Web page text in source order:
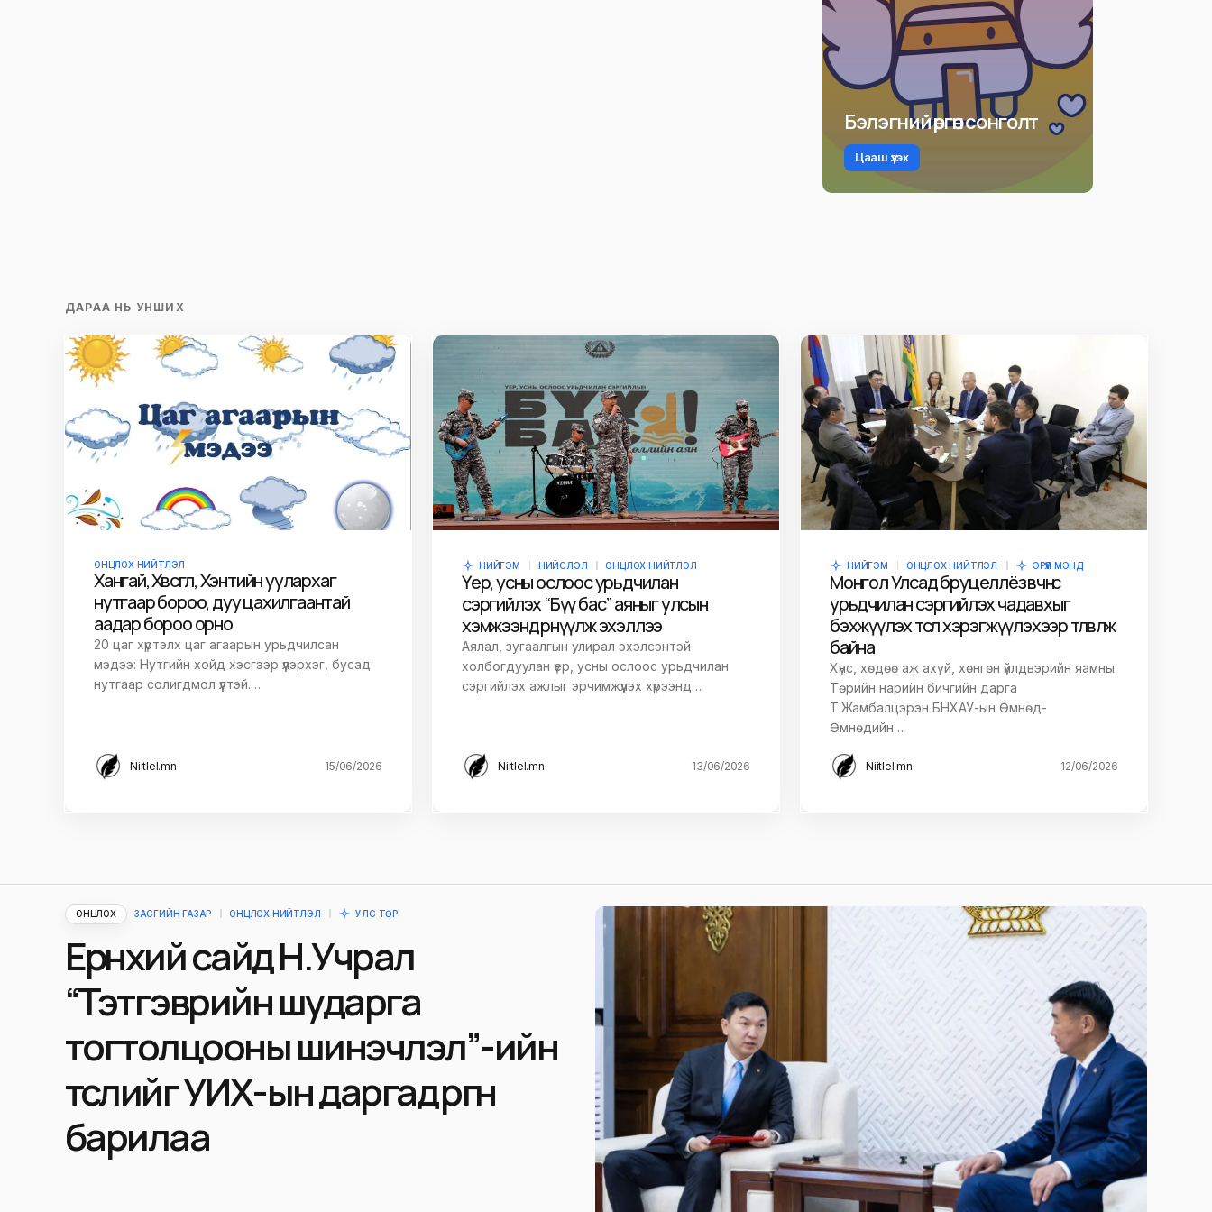
Бэлэгний өргөн сонголт
Цааш үзэх
ДАРАА НЬ УНШИХ
ОНЦЛОХ НИЙТЛЭЛ
Хангай, Хөвсгөл, Хэнтийн уулархаг
нутгаар бороо, дуу цахилгаантай
аадар бороо орно
20 цаг хүртэлх цаг агаарын урьдчилсан
мэдээ: Нутгийн хойд хэсгээр үүлэрхэг, бусад
нутгаар солигдмол үүлтэй.…
Niitlel.mn 15/06/2026
НИЙГЭМ НИЙСЛЭЛ ОНЦЛОХ НИЙТЛЭЛ
Үер, усны ослоос урьдчилан
сэргийлэх “Бүү бас” аяныг улсын
хэмжээнд өрнүүлж эхэллээ
Аялал, зугаалгын улирал эхэлсэнтэй
холбогдуулан үер, усны ослоос урьдчилан
сэргийлэх ажлыг эрчимжүүлэх хүрээнд…
Niitlel.mn 13/06/2026
НИЙГЭМ ОНЦЛОХ НИЙТЛЭЛ ЭРҮҮЛ МЭНД
Монгол Улсад бруцеллёз өвчнөөс
урьдчилан сэргийлэх чадавхыг
бэхжүүлэх төсөл хэрэгжүүлэхээр төлөвлөж
байна
Хүнс, хөдөө аж ахуй, хөнгөн үйлдвэрийн яамны
Төрийн нарийн бичгийн дарга
Т.Жамбалцэрэн БНХАУ-ын Өмнөд-
Өмнөдийн…
Niitlel.mn 12/06/2026
ОНЦЛОХ ЗАСГИЙН ГАЗАР ОНЦЛОХ НИЙТЛЭЛ УЛС ТӨР
Ерөнхий сайд Н.Учрал
“Тэтгэврийн шударга
тогтолцооны шинэчлэл”-ийн
төслийг УИХ-ын даргад өргөн
барилаа